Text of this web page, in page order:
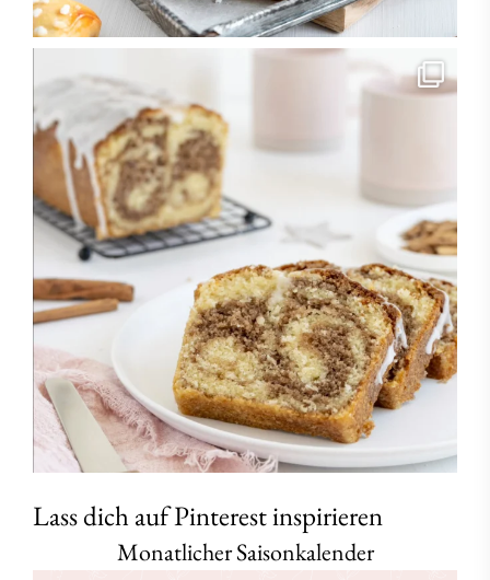
Lass dich auf Pinterest inspirieren
Monatlicher Saisonkalender